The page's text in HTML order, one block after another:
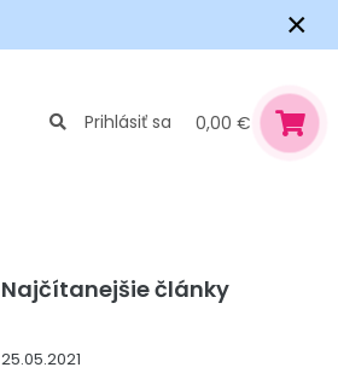
×
Prihlásiť sa 0,00 €
Najčítanejšie články
25.05.2021